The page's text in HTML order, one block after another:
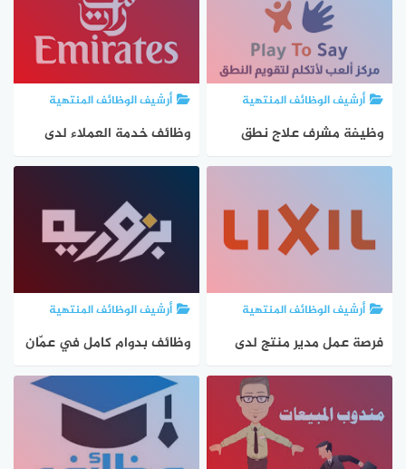
أرشيف الوظائف المنتهية
وظيفة مشرف علاج نطق
لدى Play To Say بعمّان
أرشيف الوظائف المنتهية
وظائف خدمة العملاء لدى
طيران الإمارات في دبي
أرشيف الوظائف المنتهية
فرصة عمل مدير منتج لدى
شركة LIXIL في الإمارات
أرشيف الوظائف المنتهية
وظائف بدوام كامل في عمّان
لدى شركة بزورية للتجارة